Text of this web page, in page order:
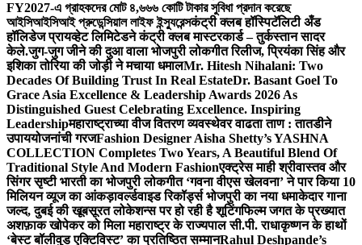
FY2027-এ গ্রাহকদের মোট ৪,৬৬৬ কোটি টাকার সুবিধা প্রদান করেছে
আইসিআইসিআই প্রুডেন্সিয়াল লাইফ ইন্স্যুরেন্সकंट्री क्लब हॉस्पिटॅलिटी अँड
हॉलिडेज प्रायव्हेट लिमिटेडने कंट्री क्लब मास्टरकार्ड – तुर्कस्तान सादर
केले.जुग-जुग जीने की दुआ वाला भोजपुरी लोकगीत रिलीज, प्रियंका सिंह और
इशिका तोरिया की जोड़ी ने मचाया धमालMr. Hitesh Nihalani: Two
Decades Of Building Trust In Real EstateDr. Basant Goel To
Grace Asia Excellence & Leadership Awards 2026 As
Distinguished Guest Celebrating Excellence. Inspiring
Leadershipमहाराष्ट्राच्या वीज वितरण व्यवस्थेवर वाढता ताण : तातडीने
उपाययोजनांची गरजFashion Designer Aisha Shetty’s YASHNA
COLLECTION Completes Two Years, A Beautiful Blend Of
Traditional Style And Modern Fashionएक्ट्रेस माही श्रीवास्तव और
सिंगर सृष्टी भारती का भोजपुरी लोकगीत ‘गवना वीएस खेलवना’ ने पार किया 10
मिलियन व्यूज का आंकड़ावर्ल्डवाइड रिकॉर्ड्स भोजपुरी का नया धमाकेदार गाना
जल्द, दुबई की खूबसूरत लोकेशन्स पर हो रही है शूटिंगफिल्म जगत के प्रख्यात
अशफ़ाक खोपेकर को मिला महाराष्ट्र के राज्यपाल सी.पी. राधाकृष्णन के हाथों
‘बेस्ट बॉलीवुड एक्टिविस्ट’ का प्रतिष्ठित सम्मानRahul Deshpande’s